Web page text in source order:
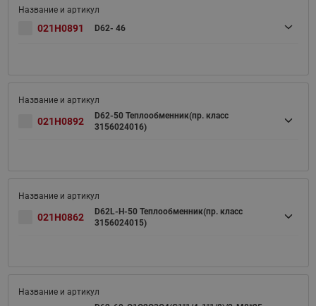
021H0891 D62- 46
021H0892
D62-50 Теплообменник(пр. класс
3156024016)
021H0862
D62L-H-50 Теплообменник(пр. класс
3156024015)